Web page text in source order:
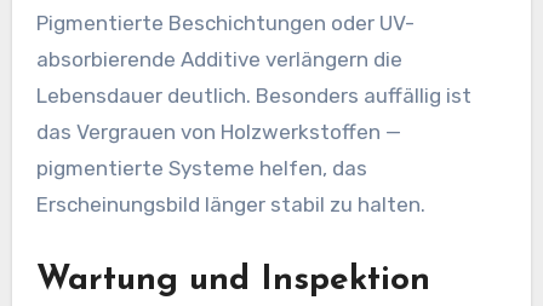
Pigmentierte Beschichtungen oder UV-
absorbierende Additive verlängern die
Lebensdauer deutlich. Besonders auffällig ist
das Vergrauen von Holzwerkstoffen —
pigmentierte Systeme helfen, das
Erscheinungsbild länger stabil zu halten.
Wartung und Inspektion